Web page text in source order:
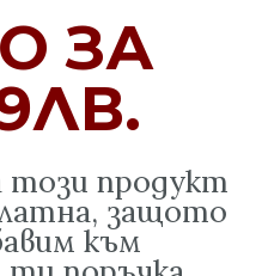
ЗА
този продукт
защото
към